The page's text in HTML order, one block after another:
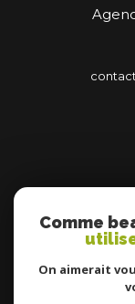
Comme
On aimerait